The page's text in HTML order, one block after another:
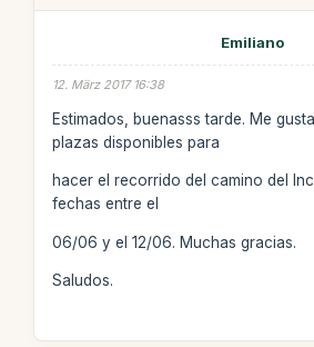
Emiliano
12. März 2017 16:38
Estimados, buenasss tarde. Me
plazas disponibles para
hacer el recorrido del camino del
fechas entre el
06/06 y el 12/06. Muchas gracias.
Saludos.